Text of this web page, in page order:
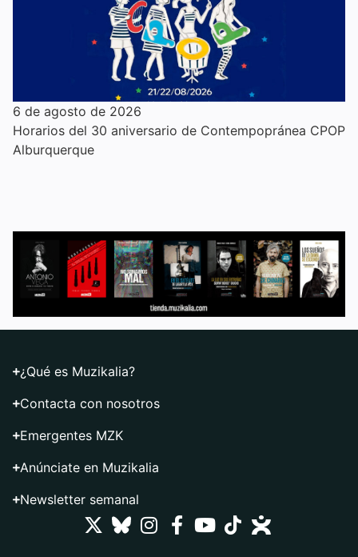
6 de agosto de 2026
Horarios del 30 aniversario de Contempopránea CPOP
Alburquerque
¿Qué es Muzikalia?
Contacta con nosotros
Emergentes MZK
Anúnciate en Muzikalia
Newsletter semanal